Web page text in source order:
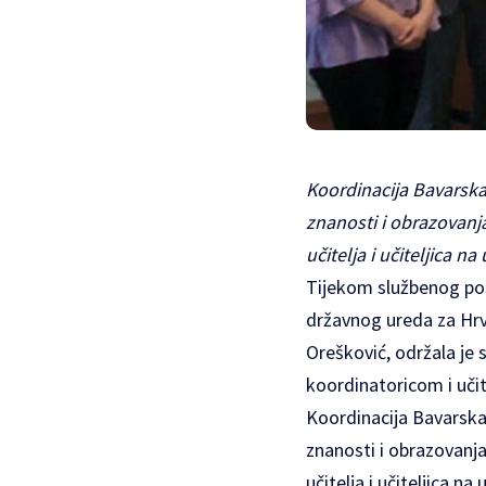
Koordinacija
znanosti i
učitelja i učiteljica na
Tijekom službenog
državnog ureda za
Orešković, održala je
koordinatoricom i
Koordinacija
znanosti i